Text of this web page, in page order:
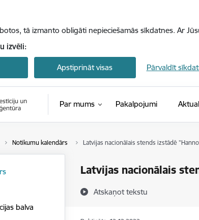
tā izmanto obligāti nepieciešamās sīkdatnes. Ar
izvēli:
Apstiprināt visas Pārvaldīt
Par mums Pakalpojumi
Notikumu kalendārs Latvijas nacionālais stends izstādē
Latvijas nacionālais
Atskaņot tekstu
balva